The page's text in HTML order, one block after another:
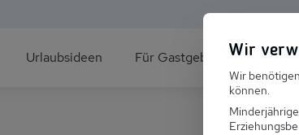
Urlaubsideen Für Gastgeber Über
Wir
Wir
können.